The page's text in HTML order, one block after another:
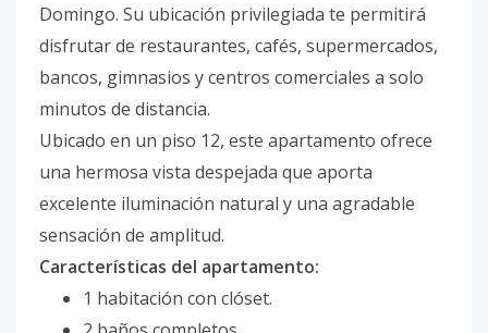
Domingo. Su ubicación privilegiada te permitirá
disfrutar de restaurantes, cafés, supermercados,
bancos, gimnasios y centros comerciales a solo
minutos de distancia.
Ubicado en un piso 12, este apartamento ofrece
una hermosa vista despejada que aporta
excelente iluminación natural y una agradable
sensación de amplitud.
Características del apartamento:
1 habitación con clóset.